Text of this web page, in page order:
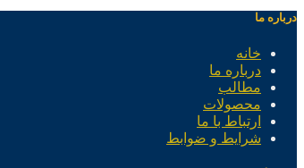
درباره ما
خانه
درباره ما
مطالب
محصولات
ارتباط با ما
شرایط و ضوابط